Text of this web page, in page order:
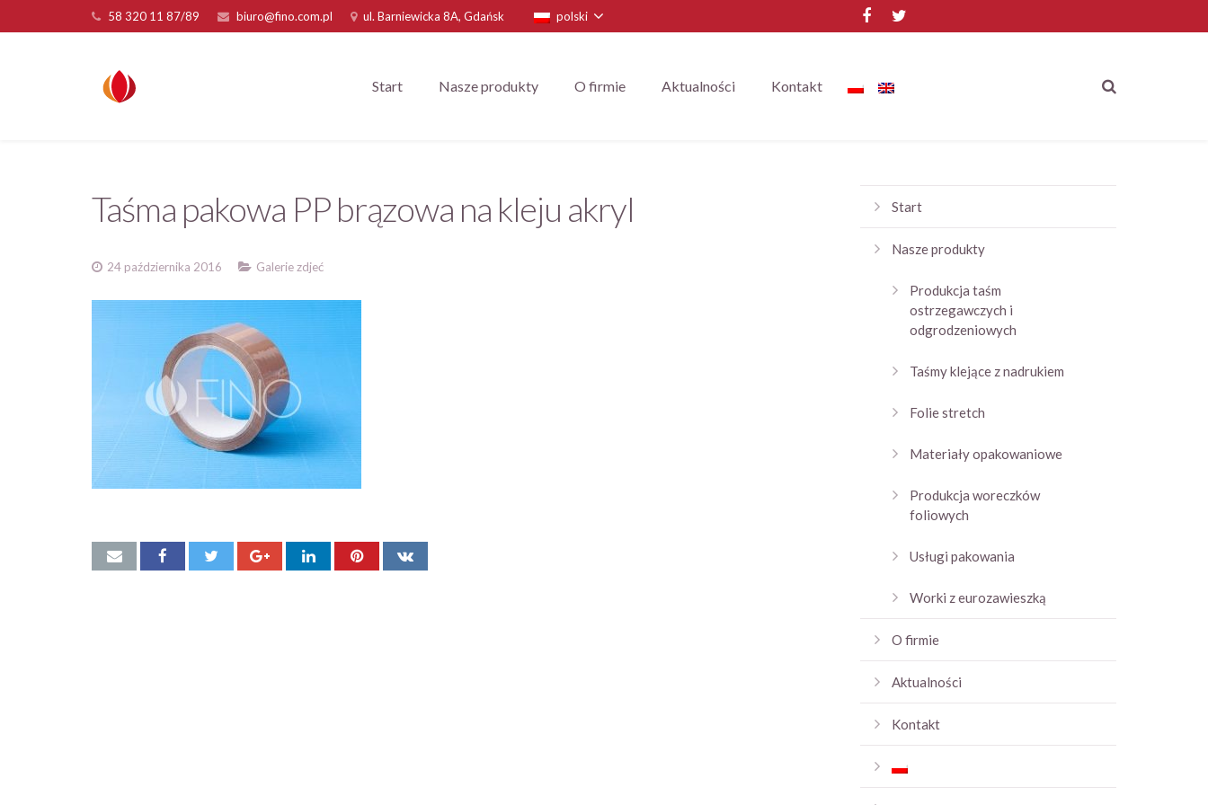
58 320 11 87/89 biuro@fino.com.pl ul. Barniewicka 8A, Gdańsk polski
Start Nasze produkty O firmie Aktualności Kontakt
Taśma pakowa PP brązowa na kleju akryl
24 października 2016 Galerie zdjeć
Start
Nasze produkty
Produkcja taśm
ostrzegawczych i
odgrodzeniowych
Taśmy klejące z nadrukiem
Folie stretch
Materiały opakowaniowe
Produkcja woreczków
foliowych
Usługi pakowania
Worki z eurozawieszką
O firmie
Aktualności
Kontakt